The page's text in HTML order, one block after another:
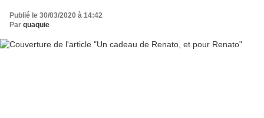
Publié le 30/03/2020 à 14:42
Par quaquie